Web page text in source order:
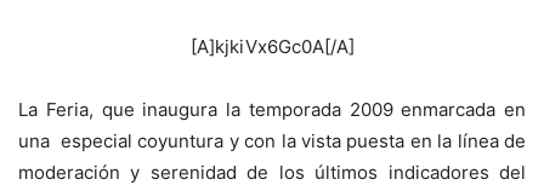
[A]kjkiVx6Gc0A[/A]
La Feria, que inaugura la temporada 2009 enmarcada en
una especial coyuntura y con la vista puesta en la línea de
moderación y serenidad de los últimos indicadores del